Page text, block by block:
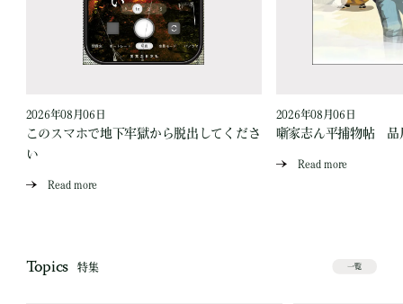
2026年08月06日
このスマホで地下牢獄から脱出してくださ
い
Read more
2026年08月06日
噺家志ん平捕物帖 品
Read more
Topics 特集 一覧